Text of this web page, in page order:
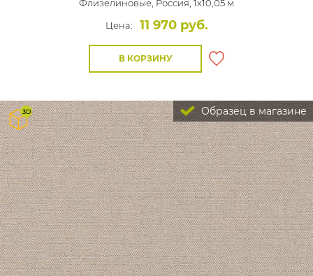
Флизелиновые, Россия, 1x10,05 м
Цена:
11 970 руб.
В КОРЗИНУ
Образец в магазине